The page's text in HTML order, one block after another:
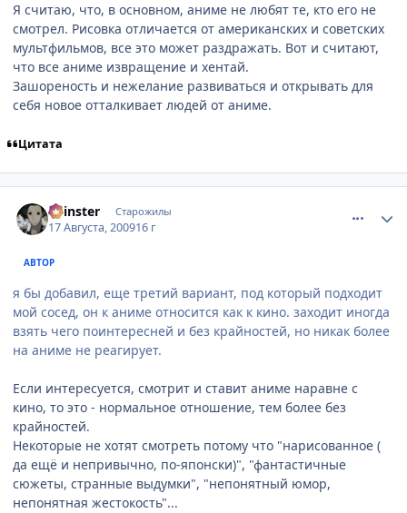
Я считаю, что, в основном, аниме не любят те, кто его не
смотрел. Рисовка отличается от американских и советских
мультфильмов, все это может раздражать. Вот и считают,
что все аниме извращение и хентай.
Зашореность и нежелание развиваться и открывать для
себя новое отталкивает людей от аниме.
Цитата
Spinster Старожилы
17 Августа, 200916 г
АВТОР
я бы добавил, еще третий вариант, под который подходит
мой сосед, он к аниме относится как к кино. заходит иногда
взять чего поинтересней и без крайностей, но никак более
на аниме не реагирует.
Если интересуется, смотрит и ставит аниме наравне с
кино, то это - нормальное отношение, тем более без
крайностей.
Некоторые не хотят смотреть потому что "нарисованное (
да ещё и непривычно, по-японски)", "фантастичные
сюжеты, странные выдумки", "непонятный юмор,
непонятная жестокость"...